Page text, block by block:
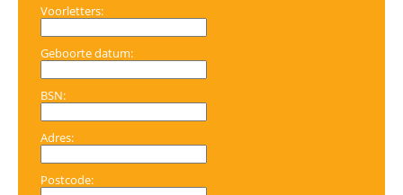
Voorletters:
Geboorte datum:
BSN:
Adres:
Postcode: